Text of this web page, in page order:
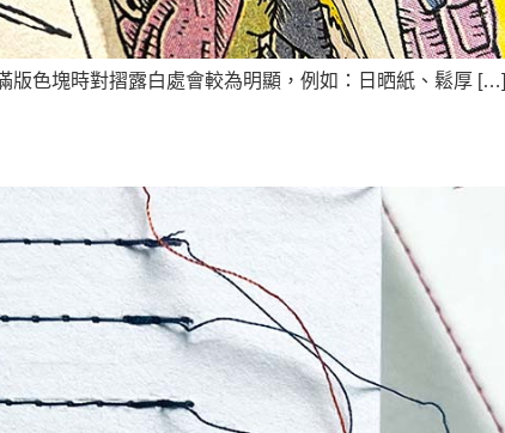
版色塊時對摺露白處會較為明顯，例如：日晒紙、鬆厚 […]